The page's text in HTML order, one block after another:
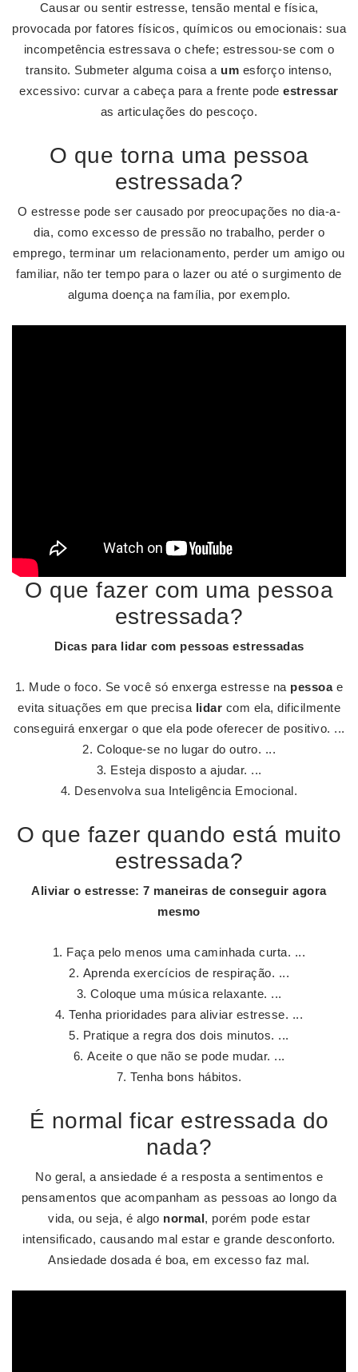
Causar ou sentir estresse, tensão mental e física,
provocada por fatores físicos, químicos ou emocionais: sua
incompetência estressava o chefe; estressou-se com o
transito. Submeter alguma coisa a um esforço intenso,
excessivo: curvar a cabeça para a frente podeestressar
as articulações do pescoço.
O que torna uma pessoa
estressada?
O estresse pode ser causado por preocupações no dia-a-
dia, como excesso de pressão no trabalho, perder o
emprego, terminar um relacionamento, perder um amigo ou
familiar, não ter tempo para o lazer ou até o surgimento de
alguma doença na família, por exemplo.
O que fazer com uma pessoa
estressada?
Dicas para lidar com pessoas estressadas
Mude o foco. Se você só enxerga estresse na pessoae
evita situações em que precisa lidar com ela, dificilmente
conseguirá enxergar o que ela pode oferecer de positivo. ...
Coloque-se no lugar do outro. ...
Esteja disposto a ajudar. ...
Desenvolva sua Inteligência Emocional.
O que fazer quando está muito
estressada?
Aliviar o estresse: 7 maneiras de conseguir agora
mesmo
Faça pelo menos uma caminhada curta. ...
Aprenda exercícios de respiração. ...
Coloque uma música relaxante. ...
Tenha prioridades para aliviar estresse. ...
Pratique a regra dos dois minutos. ...
Aceite o que não se pode mudar. ...
Tenha bons hábitos.
É normal ficar estressada do
nada?
No geral, a ansiedade é a resposta a sentimentos e
pensamentos que acompanham as pessoas ao longo da
vida, ou seja, é algo normal, porém pode estar
intensificado, causando mal estar e grande desconforto.
Ansiedade dosada é boa, em excesso faz mal.